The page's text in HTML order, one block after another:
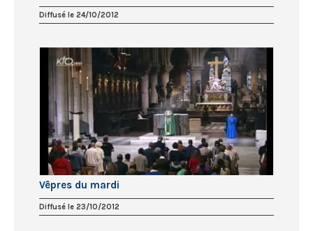
Diffusé le 24/10/2012
Vêpres du mardi
Diffusé le 23/10/2012